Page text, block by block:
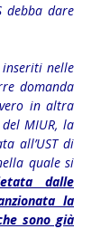
debba dare
nelle
domanda
in altra
MIUR, la
all’UST di
quale si
dalle
la
sono già